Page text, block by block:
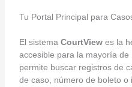
Tu Portal Principal para
El sistema CourtViewes la
accesible para la mayoría
permite buscar registros de
de caso, número de boleto o